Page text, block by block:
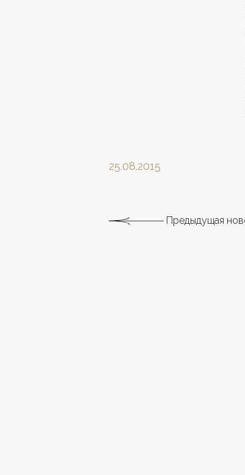
25.08.2015
Предыдущая